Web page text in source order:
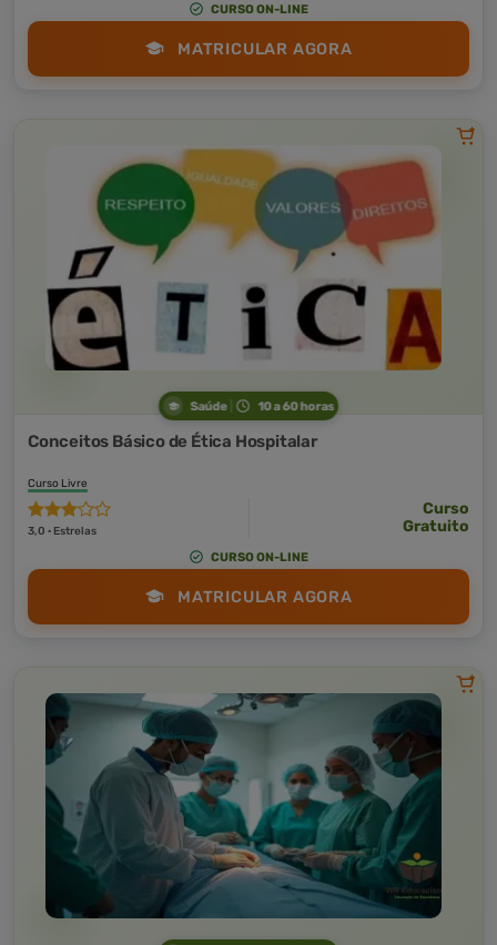
CURSO ON-LINE
MATRICULAR AGORA
Saúde 10 a 60 horas
Conceitos Básico de Ética Hospitalar
Curso Livre
3,0 · Estrelas
Curso
Gratuito
CURSO ON-LINE
MATRICULAR AGORA